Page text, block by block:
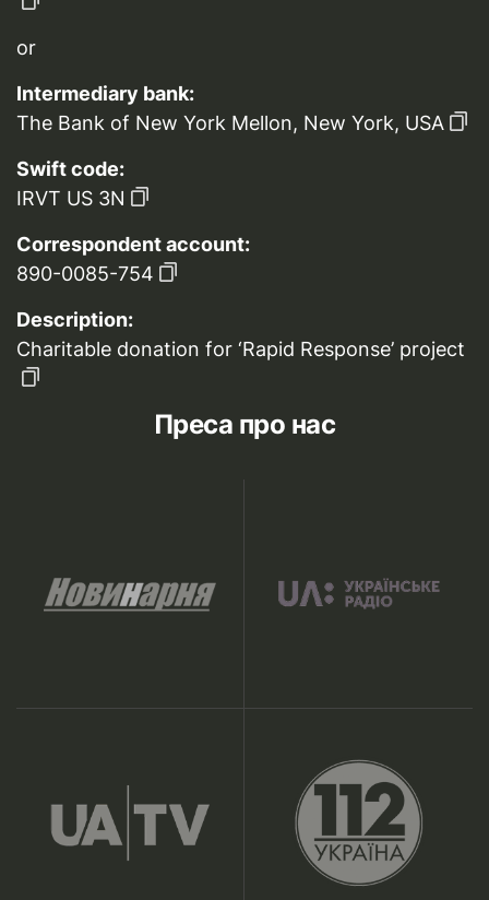
or
Intermediary bank:
The Bank of New York Mellon, New York, USA
Swift code:
IRVT US 3N
Correspondent account:
890-0085-754
Description:
Charitable donation for ‘Rapid Response’ project
Преса про нас